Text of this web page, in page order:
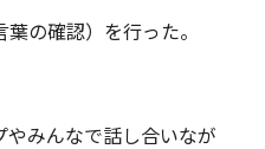
の確認）を行った。
やみんなで話し合いなが